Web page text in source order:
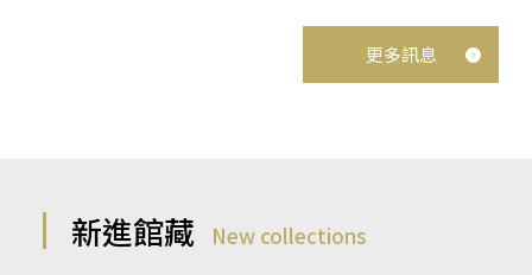
更多訊息
新進館藏 New collections